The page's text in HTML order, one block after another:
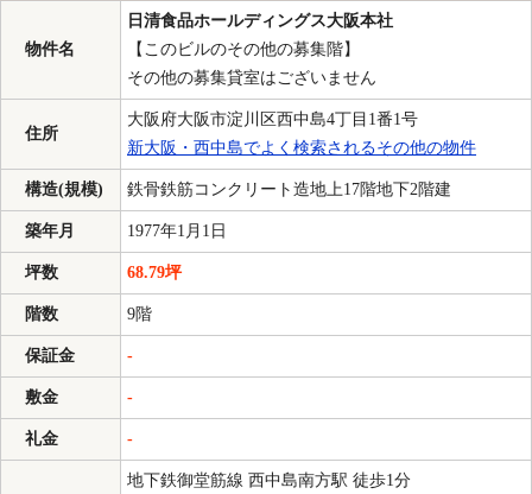
物件名
日清食品ホールディングス大阪本社
【このビルのその他の募集階】
その他の募集貸室はございません
住所
大阪府大阪市淀川区西中島4丁目1番1号
新大阪・西中島でよく検索されるその他の物件
構造(規模) 鉄骨鉄筋コンクリート造地上17階地下2階建
築年月 1977年1月1日
坪数 68.79坪
階数 9階
保証金 -
敷金 -
礼金 -
地下鉄御堂筋線 西中島南方駅 徒歩1分